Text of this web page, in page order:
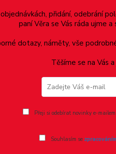
Dárkové poukazy,
závit, drážka
přidání, odebrání
paní Věra se Vás ráda ujme
dotazy, náměty, vše
Těšíme se na Vás
Přeji si odebírat novinky e-
Souhlasím se